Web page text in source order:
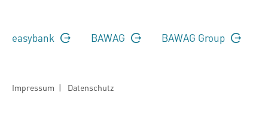
easybank BAWAG BAWAG Group
Impressum | Datenschutz